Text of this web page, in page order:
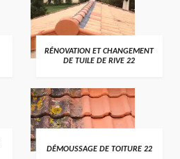
RÉNOVATION ET CHANGEMENT
DE TUILE DE RIVE 22
DÉMOUSSAGE DE TOITURE 22